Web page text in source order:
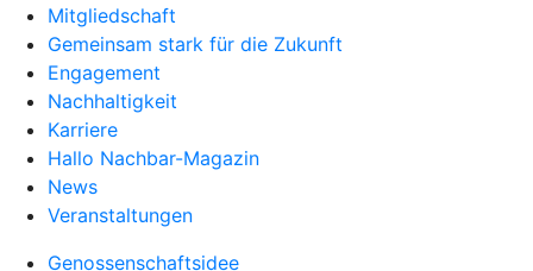
Mitgliedschaft
Gemeinsam stark für die Zukunft
Engagement
Nachhaltigkeit
Karriere
Hallo Nachbar-Magazin
News
Veranstaltungen
Genossenschaftsidee